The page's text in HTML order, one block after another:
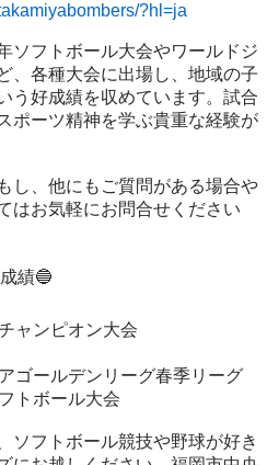
?hl=ja
ソフトボール大会やワールドジ
、各種大会に出場し、地域の子
う好成績を収めています。試合
ポーツ精神を学ぶ貴重な経験が
し、他にもご質問がある場合や
はお気軽にお問合せください
績🔵
ャンピオン大会
ゴールデンリーグ春季リーグ
トボール大会
ソフトボール競技や野球が好き